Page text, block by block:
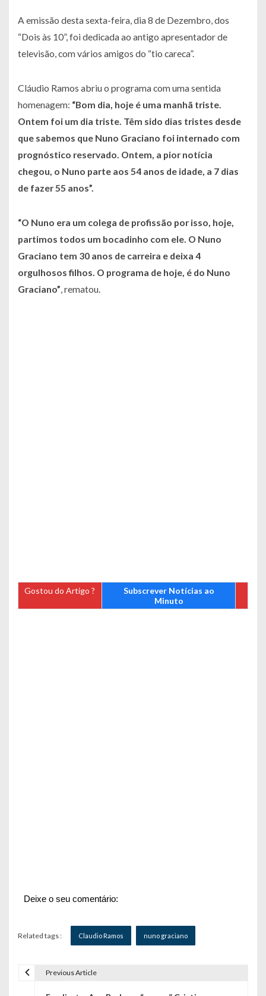
A emissão desta sexta-feira, dia 8 de Dezembro, dos
“Dois às 10”, foi dedicada ao antigo apresentador de
televisão, com vários amigos do “tio careca”.
Cláudio Ramos abriu o programa com uma sentida
homenagem: “Bom dia, hoje é uma manhã triste.
Ontem foi um dia triste. Têm sido dias tristes desde
que sabemos que Nuno Graciano foi internado com
prognóstico reservado. Ontem, a pior notícia
chegou, o Nuno parte aos 54 anos de idade, a 7 dias
de fazer 55 anos”.
“O Nuno era um colega de profissão por isso, hoje,
partimos todos um bocadinho com ele. O Nuno
Graciano tem 30 anos de carreira e deixa 4
orgulhosos filhos. O programa de hoje, é do Nuno
Graciano”, rematou.
Gostou do Artigo ?
Subscrever Notícias ao
Minuto
Deixe o seu comentário:
Related tags : Claudio Ramos nuno graciano
Previous Article